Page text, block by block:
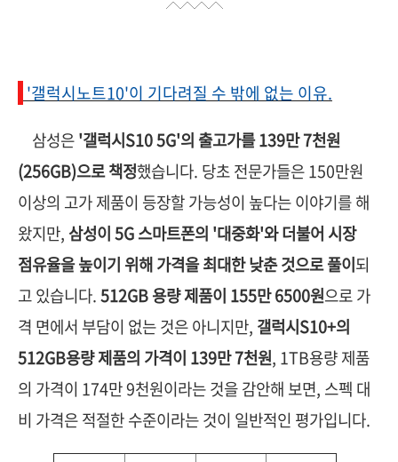
'갤럭시노트10'이 기다려질 수 밖에 없는 이유.
삼성은'갤럭시S10 5G'의 출고가를 139만 7천원
(256GB)으로 책정했습니다. 당초 전문가들은 150만원
이상의 고가 제품이 등장할 가능성이 높다는 이야기를 해
왔지만, 삼성이 5G 스마트폰의 '대중화'와 더불어 시장
점유율을 높이기 위해 가격을 최대한 낮춘 것으로 풀이되
고 있습니다.512GB 용량 제품이 155만 6500원으로 가
격 면에서 부담이 없는 것은 아니지만, 갤럭시S10+의
512GB용량 제품의 가격이 139만 7천원, 1TB용량 제품
의 가격이 174만 9천원이라는 것을 감안해 보면, 스펙 대
비 가격은 적절한 수준이라는 것이 일반적인 평가입니다.